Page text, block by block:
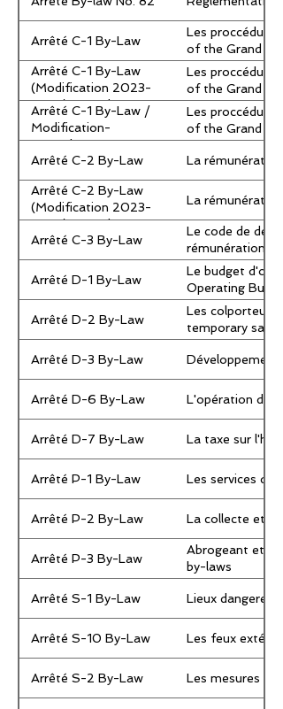
Arrêté C-1 By-Law
Les
of the Grand
Arrêté C-1 By-Law
(Modification 2023-
001 / Amendment
2023-001)
Les
of the Grand
Arrêté C-1 By-Law /
Modification-
Amendment 2026-
002
Les
of the Grand
Arrêté C-2 By-Law La
Arrêté C-2 By-Law
(Modification 2023-
001 / Amendment
2023-001)
La
Arrêté C-3 By-Law
Le code de
rémunération
Arrêté D-1 By-Law
Le budget
Operating
Arrêté D-2 By-Law
Les colporteurs
temporary sales
Arrêté D-3 By-Law
Arrêté D-6 By-Law L'opération des
Arrêté D-7 By-Law La taxe sur
Arrêté P-1 By-Law Les services
Arrêté P-2 By-Law La collecte et
Arrêté P-3 By-Law
Abrogeant et
by-laws
Arrêté S-1 By-Law Lieux
Arrêté S-10 By-Law Les feux
Arrêté S-2 By-Law Les mesures